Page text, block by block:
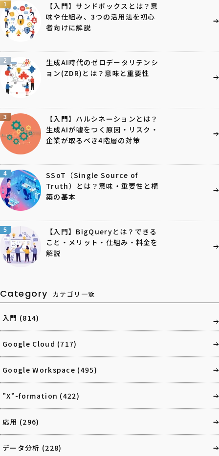
1
【入門】サンドボックスとは？意
味や仕組み、3つの活用法を初心
者向けに解説
2
生成AI時代のゼロデータリテンシ
ョン(ZDR)とは？意味と重要性
3
【入門】ハルシネーションとは？
生成AIが嘘をつく原因・リスク・
企業が取るべき4階層の対策
4
SSoT（Single Source of
Truth）とは？意味・重要性と構
築の基本
5
【入門】BigQueryとは？できる
こと・メリット・仕組み・料金を
解説
Category カテゴリ一覧
入門 (814)
Google Cloud (717)
Google Workspace (495)
”X”-formation (422)
応用 (296)
データ分析 (228)